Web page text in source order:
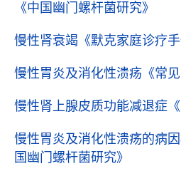
《中国幽门螺杆菌研究》
慢性肾衰竭 《默克家庭诊疗手
慢性胃炎及消化性溃疡 《常
慢性肾上腺皮质功能减退症
慢性胃炎及消化性溃疡的病
国幽门螺杆菌研究》